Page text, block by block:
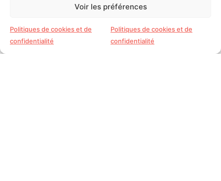
Voir les préférences
Politiques de cookies et de
confidentialité
Politiques de cookies et de
confidentialité